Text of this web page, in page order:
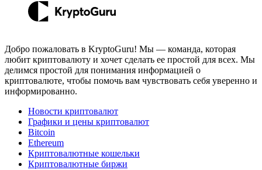
Добро пожаловать в KryptoGuru! Мы — команда, которая
любит криптовалюту и хочет сделать ее простой для всех. Мы
делимся простой для понимания информацией о
криптовалюте, чтобы помочь вам чувствовать себя уверенно и
информированно.
Новости криптовалют
Графики и цены криптовалют
Bitcoin
Ethereum
Криптовалютные кошельки
Криптовалютные биржи